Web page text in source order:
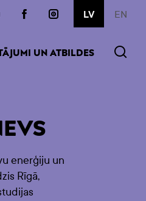
LV EN
UN ATBILDES
enerģiju un
Rīgā,